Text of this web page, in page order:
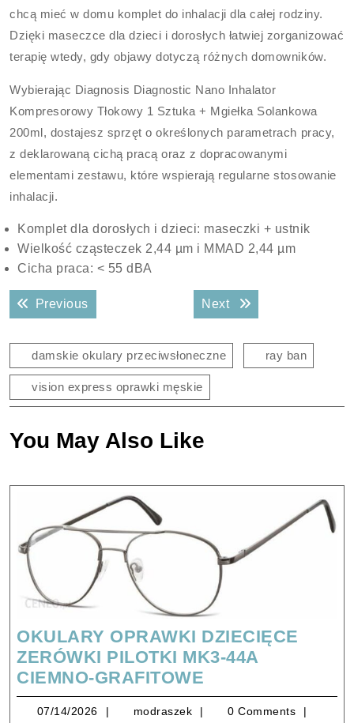
chcą mieć w domu komplet do inhalacji dla całej rodziny.
Dzięki maseczce dla dzieci i dorosłych łatwiej zorganizować
terapię wtedy, gdy objawy dotyczą różnych domowników.
Wybierając Diagnosis Diagnostic Nano Inhalator
Kompresorowy Tłokowy 1 Sztuka + Mgiełka Solankowa
200ml, dostajesz sprzęt o określonych parametrach pracy,
z deklarowaną cichą pracą oraz z dopracowanymi
elementami zestawu, które wspierają regularne stosowanie
inhalacji.
Komplet dla dorosłych i dzieci: maseczki + ustnik
Wielkość cząsteczek 2,44 µm i MMAD 2,44 µm
Cicha praca: < 55 dBA
Nawigacja
wpisuPreviousPrevious post: Next Next post:
damskie okulary przeciwsłoneczne ray ban
vision express oprawki męskie
You May Also Like
OKULARY OPRAWKI DZIECIĘCE
ZERÓWKI PILOTKI MK3-44A
CIEMNO-GRAFITOWE
OPRAWKI
DZIECIĘCE
07/14/2026 07/14/2026
modraszek modraszek
0 Comments